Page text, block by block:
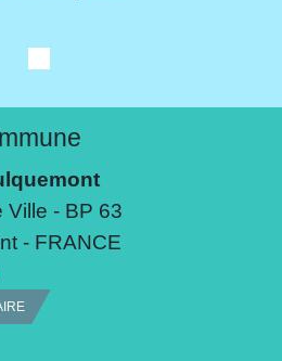
Ville - BP 63
- FRANCE